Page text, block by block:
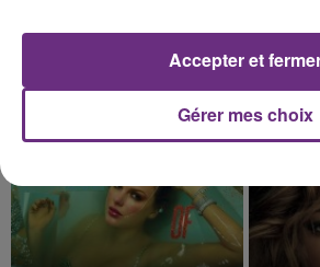
Ce samedi 8 août sera un grand
l'anniversaire du plus gros
TITRES DIFFUSÉSGérer mes choix
Accepter et